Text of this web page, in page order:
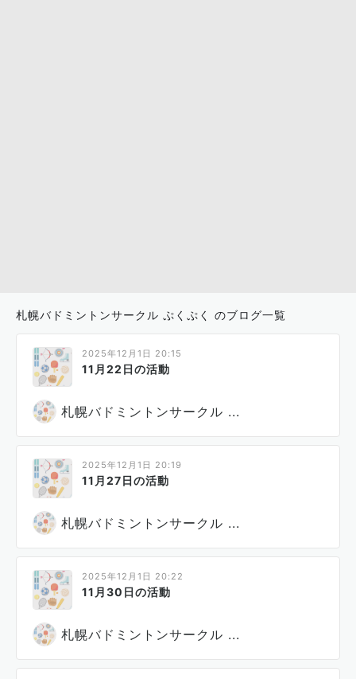
札幌バドミントンサークル ぷくぷく のブログ一覧
2025年12月1日 20:15
11月22日の活動
札幌バドミントンサークル ...
2025年12月1日 20:19
11月27日の活動
札幌バドミントンサークル ...
2025年12月1日 20:22
11月30日の活動
札幌バドミントンサークル ...